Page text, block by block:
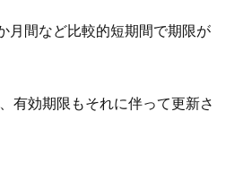
月間など比較的短期間で期限が
有効期限もそれに伴って更新さ